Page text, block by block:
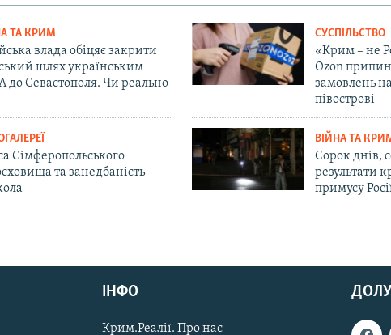
ТА КРИМ
влада обіцяє закрити
шлях українським
до Севастополя. Чи реально
СУСПІЛЬСТВО
«Крим – не
Ozon
замовлень
півострові
Сімферопольського
та занедбаність
ВІЙНА ТА
Сорок днів,
результати
примусу
ІНФО
Крим.Реалії. Про нас